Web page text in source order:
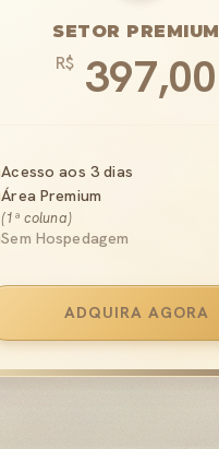
SETOR PREMIUM
R$ 397,00
Acesso aos 3 dias
Área Premium
(1ª coluna)
Sem Hospedagem
ADQUIRA AGORA